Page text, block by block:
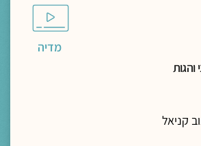
מדיה
והגות
קניאל